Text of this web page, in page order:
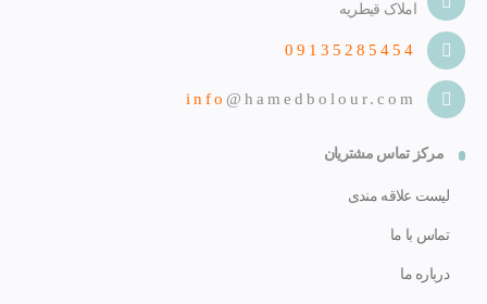
املاک قیطریه
09135285454
info @hamedbolour.com
مرکز تماس مشتریان
لیست علاقه مندی
تماس با ما
درباره ما